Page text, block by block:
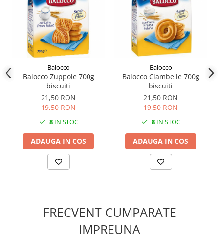
Balocco
Balocco Zuppole 700g
biscuiti
21,50 RON
19,50 RON
8IN STOC
ADAUGA IN COS
Balocco
Balocco Ciambelle 700g
biscuiti
21,50 RON
19,50 RON
8IN STOC
ADAUGA IN COS
FRECVENT CUMPARATE
IMPREUNA